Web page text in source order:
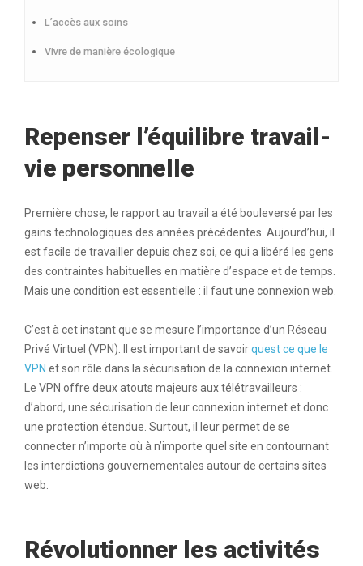
L’accès aux soins
Vivre de manière écologique
Repenser l’équilibre travail-
vie personnelle
Première chose, le rapport au travail a été bouleversé par les
gains technologiques des années précédentes. Aujourd’hui, il
est facile de travailler depuis chez soi, ce qui a libéré les gens
des contraintes habituelles en matière d’espace et de temps.
Mais une condition est essentielle : il faut une connexion web.
C’est à cet instant que se mesure l’importance d’un Réseau
Privé Virtuel (VPN). Il est important de savoirquest ce que le
VPN et son rôle dans la sécurisation de la connexion internet.
Le VPN offre deux atouts majeurs aux télétravailleurs :
d’abord, une sécurisation de leur connexion internet et donc
une protection étendue. Surtout, il leur permet de se
connecter n’importe où à n’importe quel site en contournant
les interdictions gouvernementales autour de certains sites
web.
Révolutionner les activités